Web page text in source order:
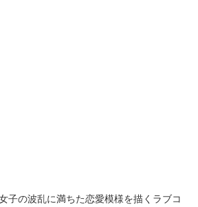
子の波乱に満ちた恋愛模様を描くラブコ